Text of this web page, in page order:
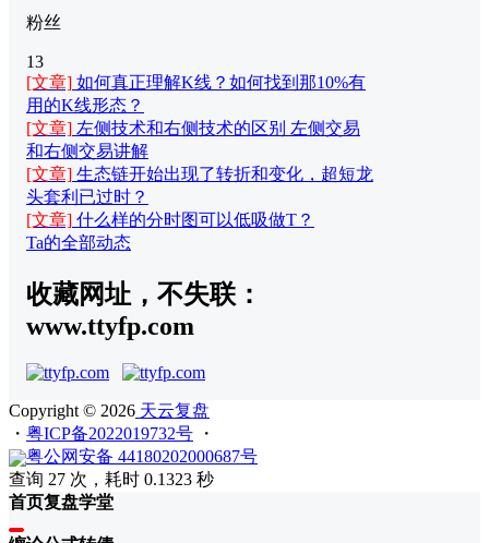
粉丝
13
[文章] 如何真正理解K线？如何找到那10%有
用的K线形态？
[文章] 左侧技术和右侧技术的区别 左侧交易
和右侧交易讲解
[文章] 生态链开始出现了转折和变化，超短龙
头套利已过时？
[文章] 什么样的分时图可以低吸做T？
Ta的全部动态
收藏网址，不失联：
www.ttyfp.com
Copyright © 2026 天云复盘
・ 粤ICP备2022019732号
・
粤公网安备 44180202000687号
查询 27 次，耗时 0.1323 秒
首页复盘学堂